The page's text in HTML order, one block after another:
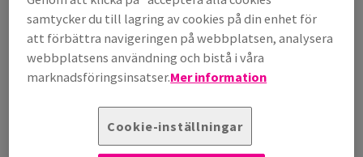
uppmuntrar företag och privatpersoner att bidra genom att
donera 1% av sin årliga försäljning till miljöändamål.
Genom att arbeta med ett nätverk av ideella föreningar tar
1% for the Planet och dess medlemmar itu med olika frågor
som klimatförändringar, biologisk mångfald, utbildning och
avfallshantering. Genom att avsätta medel till sådana
initiativ bidrar 1% for the Planet-medlemmarna på ett
samtycker du till lagring av cookies på din enhet för
att förbättra navigeringen på webbplatsen, analysera
webbplatsens användning och bistå i våra
marknadsföringsinsatser.Mer information
Cookie-inställningar